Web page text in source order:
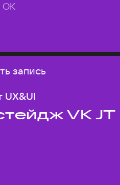
ОК
запись
UX&UI
VK JT